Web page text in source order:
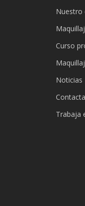
Nuestro
Curso
Noticias
Trabaja